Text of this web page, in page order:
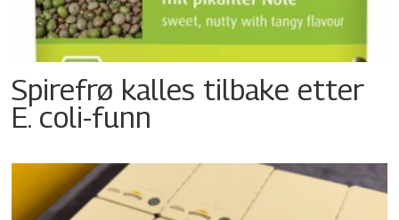
Spirefrø kalles tilbake etter
E. coli-funn